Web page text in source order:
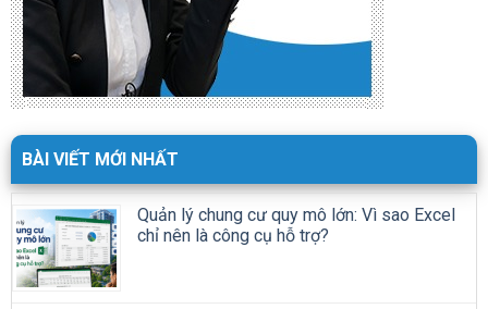
BÀI VIẾT MỚI NHẤT
Quản lý chung cư quy mô lớn: Vì sao Excel
chỉ nên là công cụ hỗ trợ?